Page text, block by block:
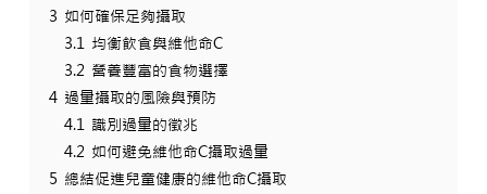
3 如何確保足夠攝取
3.1 均衡飲食與維他命C
3.2 營養豐富的食物選擇
4 過量攝取的風險與預防
4.1 識別過量的徵兆
4.2 如何避免維他命C攝取過量
5 總結促進兒童健康的維他命C攝取